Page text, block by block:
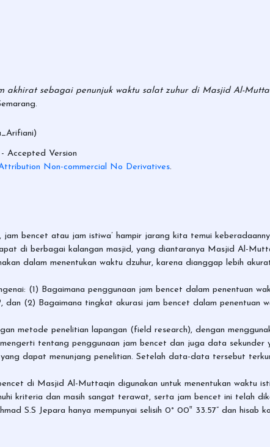
akhirat sebagai penunjuk waktu salat zuhur di Masjid Al-
- Accepted Version
Non-commercial No Derivatives.
bencet atau jam istiwa’ hampir jarang kita temui
di berbagai kalangan masjid, yang diantaranya Masjid Al-
dalam menentukan waktu dzuhur, karena dianggap lebih
(1) Bagaimana penggunaan jam bencet dalam penentuan
dan (2) Bagaimana tingkat akurasi jam bencet dalam penentuan
metode penelitian lapangan (field research), dengan
tentang penggunaan jam bencet dan juga data
dapat menunjang penelitian. Setelah data-data tersebut
di Masjid Al-Muttaqin digunakan untuk menentukan waktu
kriteria dan masih sangat terawat, serta jam bencet ini telah
S.S Jepara hanya mempunyai selisih 0˚ 00‟ 33.57” dan hisab